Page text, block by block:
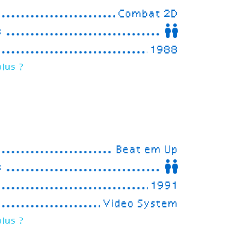
Combat 2D
1988
?
Beat em Up
1991
Video System
?